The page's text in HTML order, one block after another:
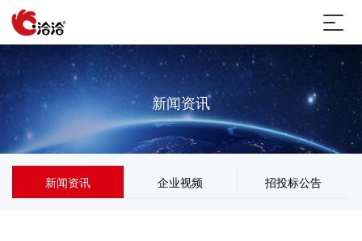
新闻资讯
新闻资讯 企业视频 招投标公告